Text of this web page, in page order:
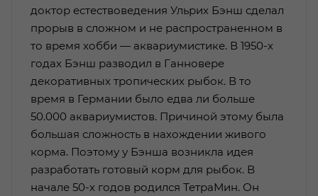
доктор естествоведения Ульрих Бэнш сделал
прорыв в сложном и не распространенном в
то время хобби — аквариумистике. В 1950-х
годах Бэнш разводил в Ганновере
декоративных тропических рыбок. В то
время в Германии было едва ли больше
50.000 аквариумистов. Причиной этому была
большая сложность в нахождении живого
корма. Поэтому у Бэнша возникла идея
разработать готовый корм для рыбок. В
начале 50-х годов родился ТетраМин. Он